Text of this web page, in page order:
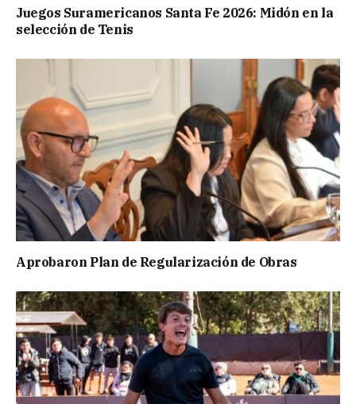
Juegos Suramericanos Santa Fe 2026: Midón en la
selección de Tenis
Aprobaron Plan de Regularización de Obras